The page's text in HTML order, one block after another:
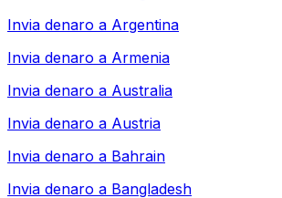
Invia denaro a Argentina
Invia denaro a Armenia
Invia denaro a Australia
Invia denaro a Austria
Invia denaro a Bahrain
Invia denaro a Bangladesh